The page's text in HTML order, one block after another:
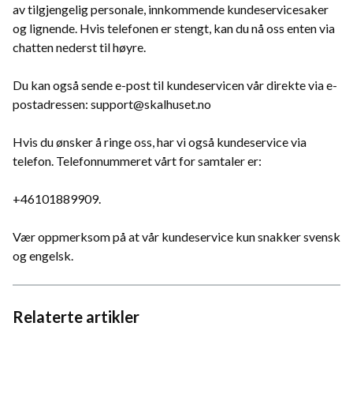
av tilgjengelig personale, innkommende kundeservicesaker
og lignende. Hvis telefonen er stengt, kan du nå oss enten via
chatten nederst til høyre.
Du kan også sende e-post til kundeservicen vår direkte via e-
postadressen: support@skalhuset.no
Hvis du ønsker å ringe oss, har vi også kundeservice via
telefon. Telefonnummeret vårt for samtaler er:
+46101889909.
Vær oppmerksom på at vår kundeservice kun snakker svensk
og engelsk.
Relaterte artikler